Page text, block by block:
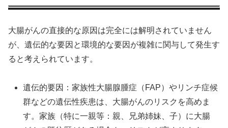
大腸がんの直接的な原因は完全には解明されていません
が、遺伝的な要因と環境的な要因が複雑に関与して発生す
ると考えられています。
遺伝的要因：家族性大腸腺腫症（FAP）やリンチ症候
群などの遺伝性疾患は、大腸がんのリスクを高めま
す。家族（特に一親等：親、兄弟姉妹、子）に大腸